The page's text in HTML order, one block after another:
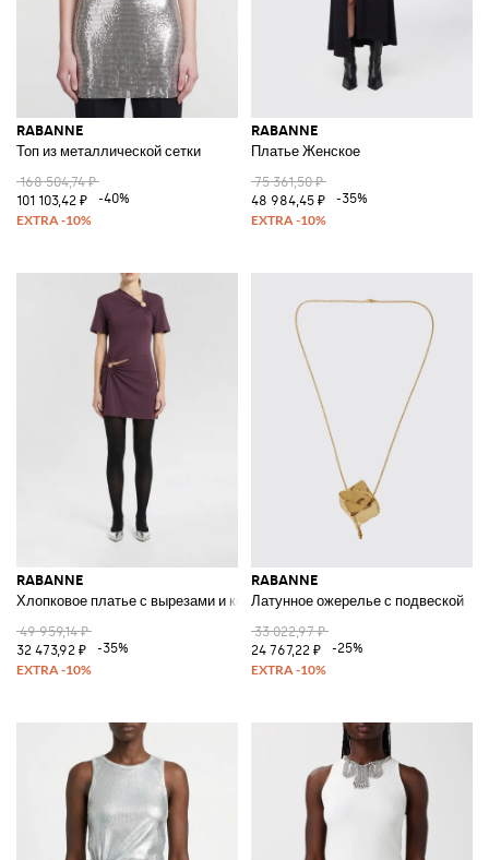
RABANNE
Топ из металлической сетки
168 504,74 ₽
101 103,42 ₽
-40%
RABANNE
Платье Женское
75 361,50 ₽
48 984,45 ₽
-35%
RABANNE
Хлопковое платье с вырезами и кольцом
49 959,14 ₽
32 473,92 ₽
-35%
RABANNE
Латунное ожерелье с подвеской
33 022,97 ₽
24 767,22 ₽
-25%